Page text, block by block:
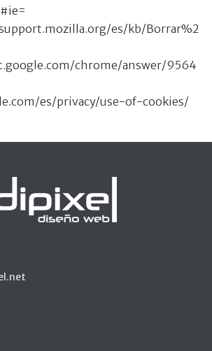
es/kb/Borrar%2
chrome/answer/9564
es/privacy/use-of-cookies/